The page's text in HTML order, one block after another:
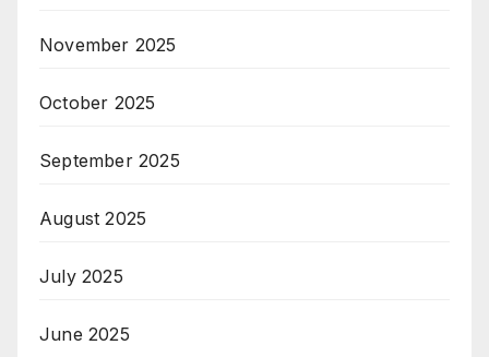
November 2025
October 2025
September 2025
August 2025
July 2025
June 2025